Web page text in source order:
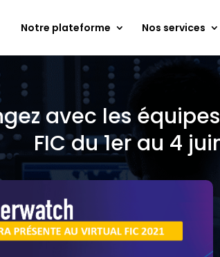
Notre plateforme Nos services
avec les
FIC du 1er au 4